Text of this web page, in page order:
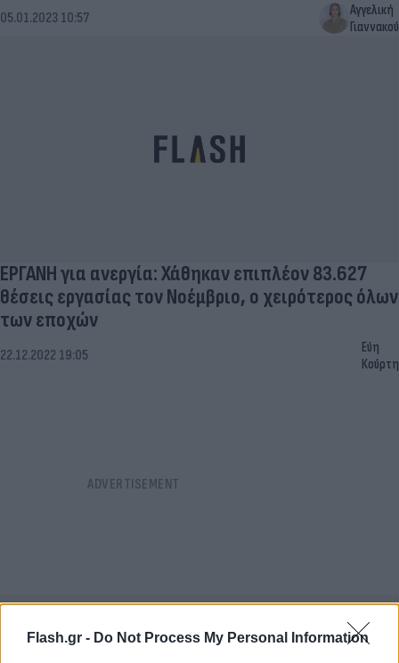
Flash.gr - Do Not Process My Personal Information
05.01.2023 10:57
Αγγελική
Γιαννακού
ΕΡΓΑΝΗ για ανεργία: Χάθηκαν επιπλέον 83.627
θέσεις εργασίας τον Νοέμβριο, ο χειρότερος όλων
των εποχών
22.12.2022 19:05
Εύη
Κούρτη